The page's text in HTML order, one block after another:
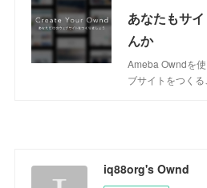
あなたもサ
んか
Ameba Owndを
ブサイトをつくる
iq88org's Ownd